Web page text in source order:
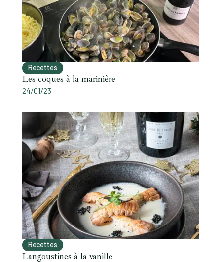
Recettes
Les coques à la marinière
24/01/23
Recettes
Langoustines à la vanille